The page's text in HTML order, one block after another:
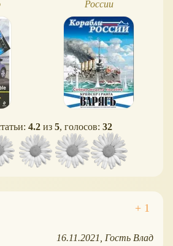
России
4.2 из 5, голосов: 32
16.11.2021 Гость Влад